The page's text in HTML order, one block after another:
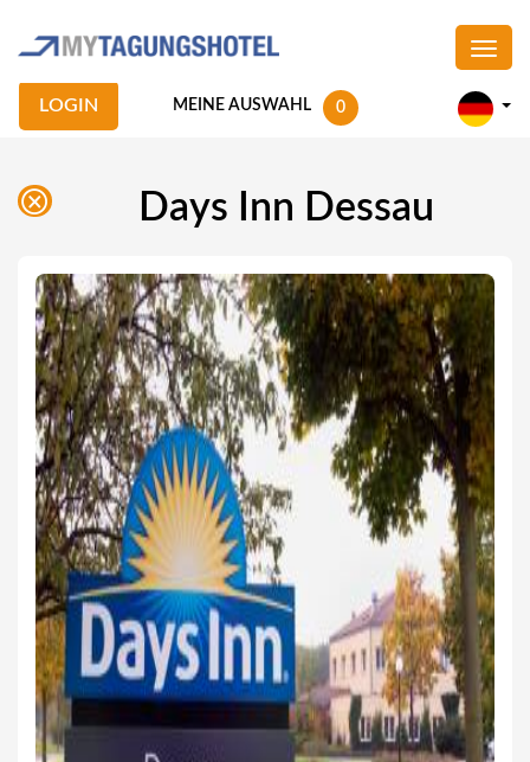
MEINE AUSWAHL 0
LOGIN
Days Inn Dessau